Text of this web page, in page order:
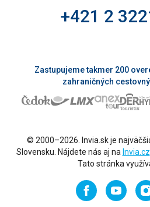
+421 2
Zastupujeme takmer 200
zahraničných
© 2000–2026. Invia.sk je
Slovensku. Nájdete nás aj na Invia.cz
Tato stránka
FacebookYouTube